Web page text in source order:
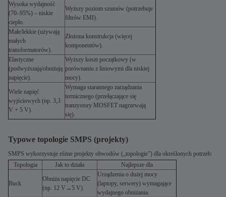
Wysoka wydajność
(70–95%) – niskie
ciepło.
Wyższy poziom szumów (potrzebuje
filtrów EMI).
Małe/lekkie (używają
małych
transformatorów).
Złożona konstrukcja (więcej
komponentów).
Elastyczne
(podwyższają/obniżają
napięcie).
Wyższy koszt początkowy (w
porównaniu z liniowymi dla niskiej
mocy).
Wiele napięć
wyjściowych (np. 3,3
V + 5 V).
Wymaga starannego zarządzania
termicznego (przełączające się
tranzystory MOSFET nagrzewają
się).
Typowe topologie SMPS (projekty)
SMPS wykorzystuje różne projekty obwodów („topologie”) dla określonych potrzeb:
Topologia
Jak to działa Najlepsze dla
Buck
Obniża napięcie DC
(np. 12 V→5 V).
Urządzenia o dużej mocy
(laptopy, serwery) wymagające
wydajnego obniżania.